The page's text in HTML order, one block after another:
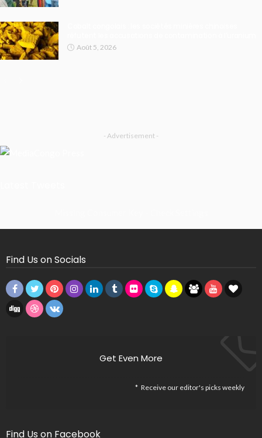
Août 5, 2026
- Advertisement -
Find Us on Socials
Get Even More
Receive our editor's picks weekly
Find Us on Facebook